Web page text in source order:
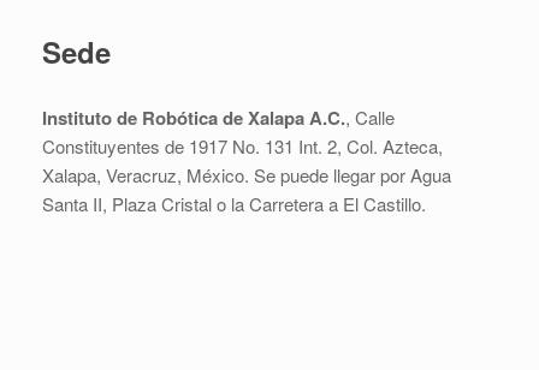
Sede
Instituto de Robótica de Xalapa A.C., Calle
Constituyentes de 1917 No. 131 Int. 2, Col. Azteca,
Xalapa, Veracruz, México. Se puede llegar por Agua
Santa II, Plaza Cristal o la Carretera a El Castillo.